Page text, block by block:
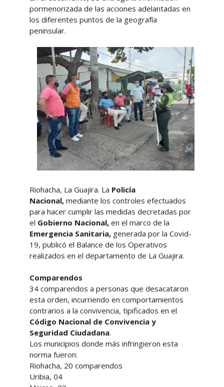
pormenorizada de las acciones adelantadas en
los diferentes puntos de la geografía
peninsular.
Riohacha, La Guajira. La Policía
Nacional, mediante los controles efectuados
para hacer cumplir las medidas decretadas por
el Gobierno Nacional,en el marco de la
Emergencia Sanitaria, generada por la Covid-
19, publicó el Balance de los Operativos
realizados en el departamento de La Guajira.
Comparendos
34 comparendos a personas que desacataron
esta orden, incurriendo en comportamientos
contrarios a la convivencia, tipificados en el
Código Nacional de Convivencia y
Seguridad Ciudadana.
Los municipios donde más infringieron esta
norma fueron:
Riohacha, 20 comparendos
Uribia, 04